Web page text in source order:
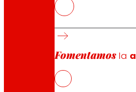
Fomentamosla
EROSKI inauguró 46
En 2025, EROSKI fue
distinguida además por
Cataluña y Andalucía